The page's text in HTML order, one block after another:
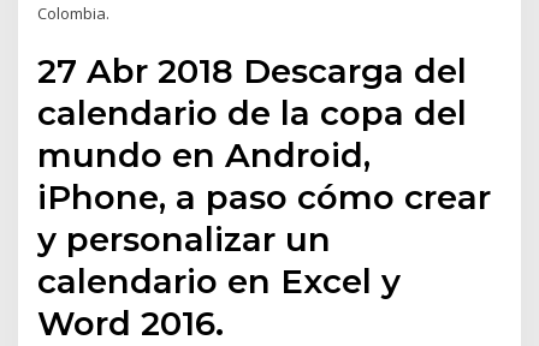
Colombia.
27 Abr 2018 Descarga del
calendario de la copa del
mundo en Android,
iPhone, a paso cómo crear
y personalizar un
calendario en Excel y
Word 2016.